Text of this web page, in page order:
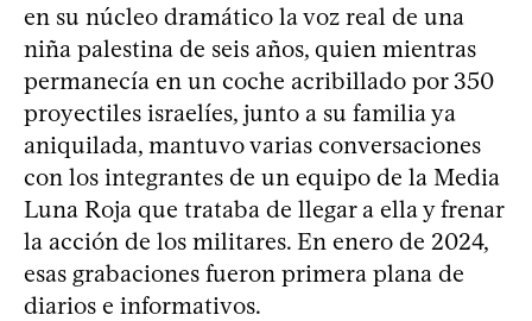
en su núcleo dramático la voz real de una
niña palestina de seis años, quien mientras
permanecía en un coche acribillado por 350
proyectiles israelíes, junto a su familia ya
aniquilada, mantuvo varias conversaciones
con los integrantes de un equipo de la Media
Luna Roja que trataba de llegar a ella y frenar
la acción de los militares. En enero de 2024,
esas grabaciones fueron primera plana de
diarios e informativos.